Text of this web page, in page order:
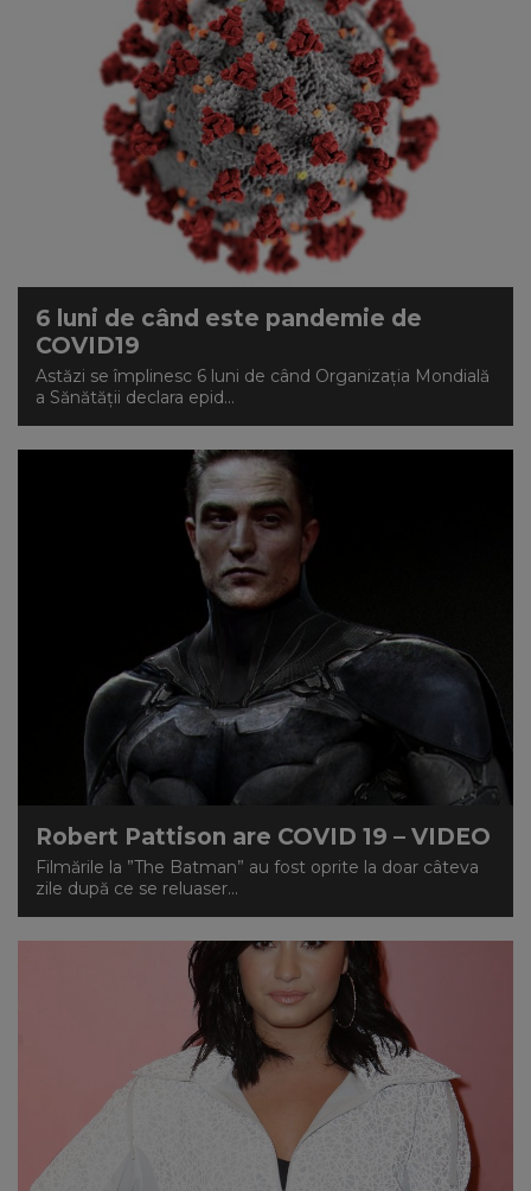
6 luni de când este pandemie de
COVID19
Astăzi se împlinesc 6 luni de când Organizația Mondială
a Sănătății declara epid...
Robert Pattison are COVID 19 – VIDEO
Filmările la ”The Batman” au fost oprite la doar câteva
zile după ce se reluaser...